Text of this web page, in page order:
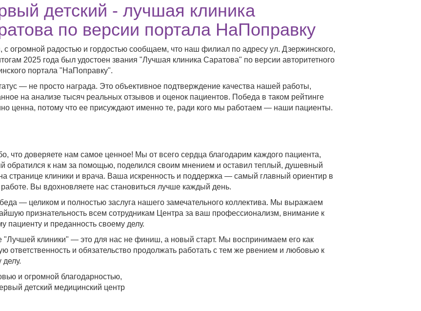
детский - лучшая клиника
по версии портала НаПоправку
с огромной радостью и гордостью сообщаем, что наш филиал по адресу ул. Дзержинского,
2025 года был удостоен звания "Лучшая клиника Саратова" по версии авторитетного
портала "НаПоправку".
— не просто награда. Это объективное подтверждение качества нашей работы,
на анализе тысяч реальных отзывов и оценок пациентов. Победа в таком рейтинге
ценна, потому что ее присуждают именно те, ради кого мы работаем — наши пациенты.
что доверяете нам самое ценное! Мы от всего сердца благодарим каждого пациента,
обратился к нам за помощью, поделился своим мнением и оставил теплый, душевный
странице клиники и врача. Ваша искренность и поддержка — самый главный ориентир в
Вы вдохновляете нас становиться лучше каждый день.
— целиком и полностью заслуга нашего замечательного коллектива. Мы выражаем
признательность всем сотрудникам Центра за ваш профессионализм, внимание к
пациенту и преданность своему делу.
"Лучшей клиники" — это для нас не финиш, а новый старт. Мы воспринимаем его как
ответственность и обязательство продолжать работать с тем же рвением и любовью к
делу.
и огромной благодарностью,
детский медицинский центр